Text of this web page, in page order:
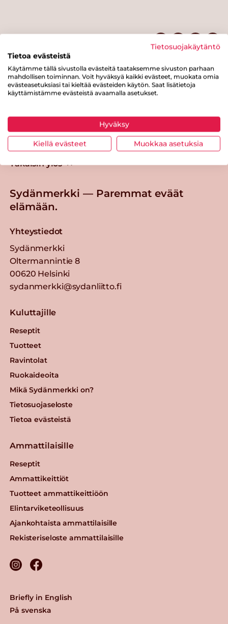
Tästä merkistä tunnistat
Sydänmerkki-tuotteen
Takaisin ylös
Sydänmerkki — Paremmat eväät
elämään.
Yhteystiedot
Sydänmerkki
Oltermannintie 8
00620 Helsinki
sydanmerkki@sydanliitto.fi
Kuluttajille
Reseptit
Tuotteet
Ravintolat
Ruokaideoita
Mikä Sydänmerkki on?
Tietosuojaseloste
Tietoa evästeistä
Ammattilaisille
Reseptit
Ammattikeittiöt
Tuotteet ammattikeittiöön
Elintarviketeollisuus
Ajankohtaista ammattilaisille
Rekisteriseloste ammattilaisille
Briefly in English
På svenska
Tietosuojakäytäntö
Tietoa evästeistä
Käytämme tällä sivustolla evästeitä taataksemme sivuston parhaan
mahdollisen toiminnan. Voit hyväksyä kaikki evästeet, muokata omia
evästeasetuksiasi tai kieltää evästeiden käytön. Saat lisätietoja
käyttämistämme evästeistä avaamalla asetukset.
Hyväksy
Kiellä evästeet Muokkaa asetuksia